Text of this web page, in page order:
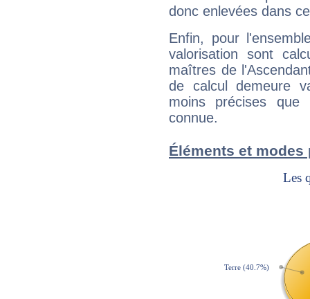
donc enlevées dans
Enfin, pour
valorisation sont
maîtres de
de calcul demeure
moins précises que
connue.
Éléments et modes